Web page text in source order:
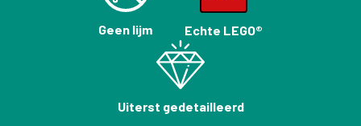
Geen lijm Echte LEGO®
Uiterst gedetailleerd